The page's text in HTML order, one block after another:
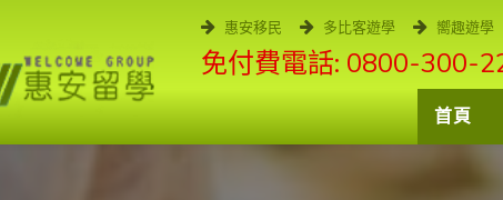
惠安移民 多比客遊學 嚮趣遊學
免付費電話: 0800-300-
首頁